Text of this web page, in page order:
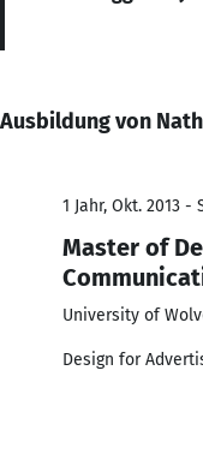
Ausbildung von
1 Jahr, Okt. 2013 -
Master of
University of
Design for